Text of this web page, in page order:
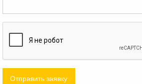
Отправить заявку